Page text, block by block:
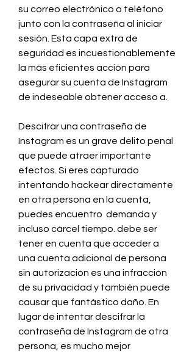
su correo electrónico o teléfono
junto con la contraseña al iniciar
sesión. Esta capa extra de
seguridad es incuestionablemente
la más eficientes acción para
asegurar su cuenta de Instagram
de indeseable obtener acceso a.
Descifrar una contraseña de
Instagram es un grave delito penal
que puede atraer importante
efectos. Si eres capturado
intentando hackear directamente
en otra persona en la cuenta,
puedes encuentro  demanda y
incluso cárcel tiempo. debe ser
tener en cuenta que acceder a
una cuenta adicional de persona
sin autorización es una infracción
de su privacidad y también puede
causar que fantástico daño. En
lugar de intentar descifrar la
contraseña de Instagram de otra
persona, es mucho mejor